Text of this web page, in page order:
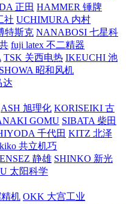
正田 HAMMER 锤牌
社 UCHIMURA 内村
特斯克 NANABOSI 七星科
fuji latex 不二精器
TSK 关西电热 IKEUCHI 池
SHOWA 昭和风机
达
ASH 旭理化 KORISEIKI 古
GOMU SIBATA 柴田
千代田 KITZ 北泽
共立机巧
静雄 SHINKO 新光
太阳科学
机 OKK 大宫工业